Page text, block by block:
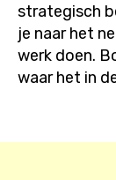
strategisch
je naar het
werk doen.
waar het in